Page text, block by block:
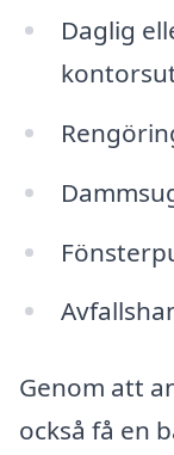
Daglig
Genom att
också få en